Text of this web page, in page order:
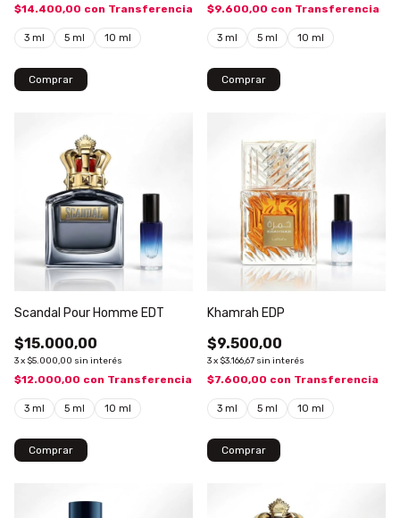
$14.400,00 con Transferencia
3 ml 5 ml 10 ml
Comprar
$9.600,00 con Transferencia
3 ml 5 ml 10 ml
Comprar
Scandal Pour Homme EDT
$15.000,00
3x $5.000,00 sin interés
$12.000,00 con Transferencia
3 ml 5 ml 10 ml
Comprar
Khamrah EDP
$9.500,00
3x $3.166,67 sin interés
$7.600,00 con Transferencia
3 ml 5 ml 10 ml
Comprar